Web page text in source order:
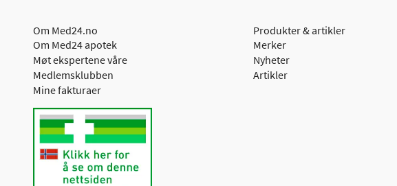
Om Med24.no
Om Med24 apotek
Møt ekspertene våre
Medlemsklubben
Mine fakturaer
Produkter & artikler
Merker
Nyheter
Artikler